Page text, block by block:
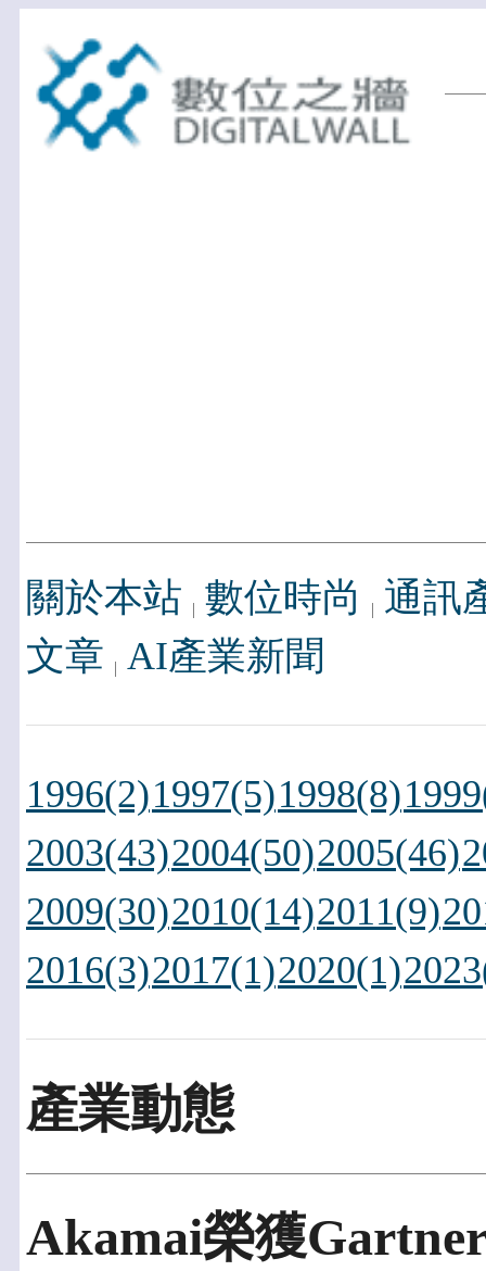
關於本站 數位時尚
通訊
文章 AI產業新聞
1996(2)1997(5)1998(8)
2003(43)2004(50)2005(46)
2009(30)2010(14)2011(9)
2016(3)2017(1)2020(1)
產業動態
Akamai榮獲